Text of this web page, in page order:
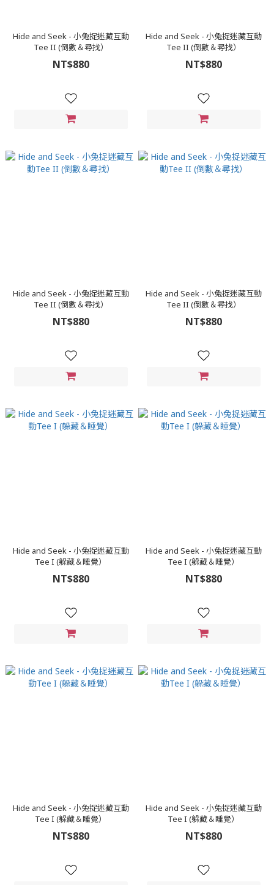
Hide and Seek - 小兔捉迷藏互動
Tee II (倒數＆尋找）
NT$880
Hide and Seek - 小兔捉迷藏互動
Tee II (倒數＆尋找）
NT$880
Hide and Seek - 小兔捉迷藏互動
Tee II (倒數＆尋找）
NT$880
Hide and Seek - 小兔捉迷藏互動
Tee II (倒數＆尋找）
NT$880
Hide and Seek - 小兔捉迷藏互動
Tee I (躲藏＆睡覺）
NT$880
Hide and Seek - 小兔捉迷藏互動
Tee I (躲藏＆睡覺）
NT$880
Hide and Seek - 小兔捉迷藏互動
Tee I (躲藏＆睡覺）
NT$880
Hide and Seek - 小兔捉迷藏互動
Tee I (躲藏＆睡覺）
NT$880